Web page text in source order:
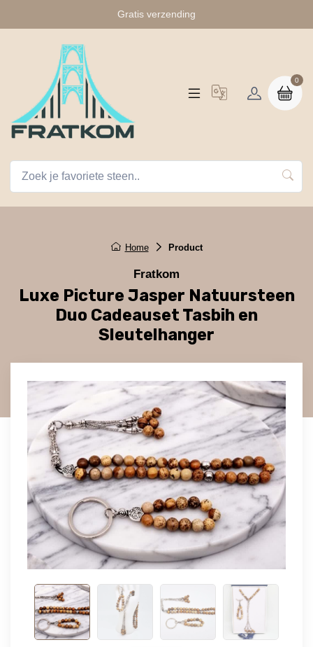
Gratis verzending
0
Home Product
Fratkom
Luxe Picture Jasper Natuursteen
Duo Cadeauset Tasbih en
Sleutelhanger